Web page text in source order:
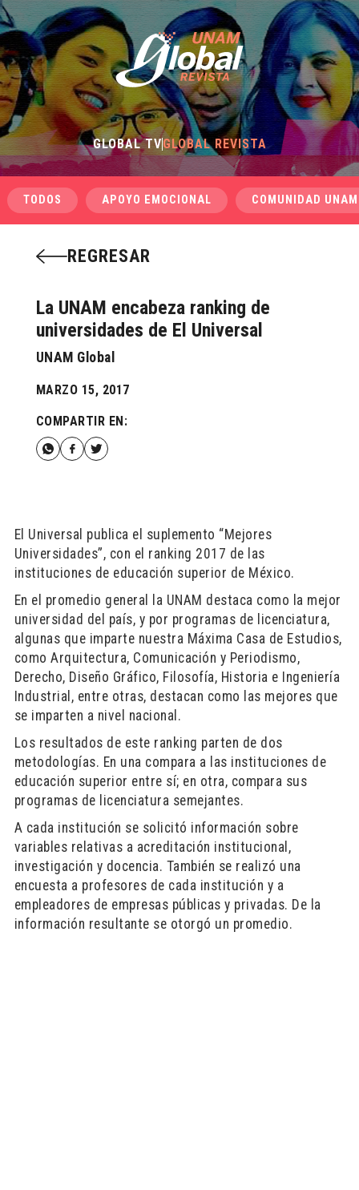
GLOBAL TVGLOBAL REVISTA
TODOS APOYO EMOCIONAL COMUNIDAD UNAM
REGRESAR
La UNAM encabeza ranking de
universidades de El Universal
UNAM Global
MARZO 15, 2017
COMPARTIR EN:
El Universal publica el suplemento “Mejores
Universidades”, con el ranking 2017 de las
instituciones de educación superior de México.
En el promedio general la UNAM destaca como la mejor
universidad del país, y por programas de licenciatura,
algunas que imparte nuestra Máxima Casa de Estudios,
como Arquitectura, Comunicación y Periodismo,
Derecho, Diseño Gráfico, Filosofía, Historia e Ingeniería
Industrial, entre otras, destacan como las mejores que
se imparten a nivel nacional.
Los resultados de este ranking parten de dos
metodologías. En una compara a las instituciones de
educación superior entre sí; en otra, compara sus
programas de licenciatura semejantes.
A cada institución se solicitó información sobre
variables relativas a acreditación institucional,
investigación y docencia. También se realizó una
encuesta a profesores de cada institución y a
empleadores de empresas públicas y privadas. De la
información resultante se otorgó un promedio.